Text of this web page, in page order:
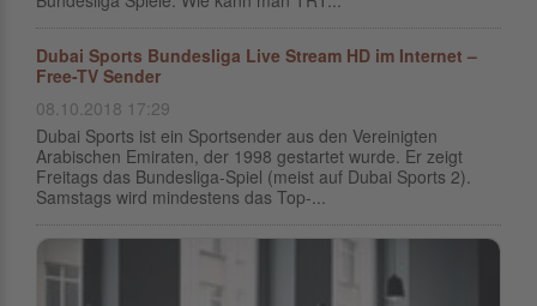
Dubai Sports Bundesliga Live Stream HD im Internet –
Free-TV Sender
08.10.2018 17:29
Dubai Sports ist ein Sportsender aus den Vereinigten
Arabischen Emiraten, der 1998 gestartet wurde. Er zeigt
Freitags das Bundesliga-Spiel (meist auf Dubai Sports 2).
Samstags wird mindestens das Top-...